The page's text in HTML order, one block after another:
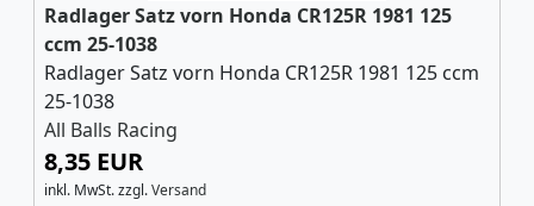
Radlager Satz vorn Honda CR125R 1981 125
ccm 25-1038
Radlager Satz vorn Honda CR125R 1981 125 ccm
25-1038
All Balls Racing
8,35 EUR
inkl. MwSt.zzgl.Versand